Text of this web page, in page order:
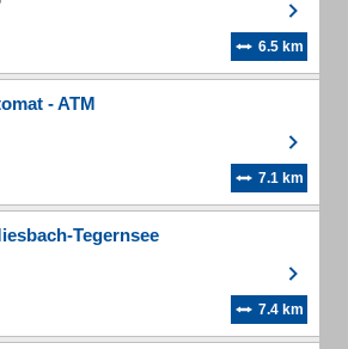
6.5 km
- ATM
7.1 km
Tegernsee
7.4 km